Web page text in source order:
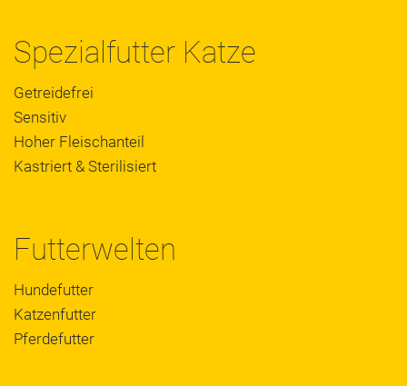
Spezialfutter Katze
Getreidefrei
Sensitiv
Hoher Fleischanteil
Kastriert & Sterilisiert
Futterwelten
Hundefutter
Katzenfutter
Pferdefutter